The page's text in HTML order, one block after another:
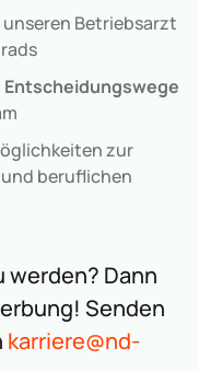
Betriebsarzt
Entscheidungswege
zur
beruflichen
werden? Dann
Senden
karriere@nd-